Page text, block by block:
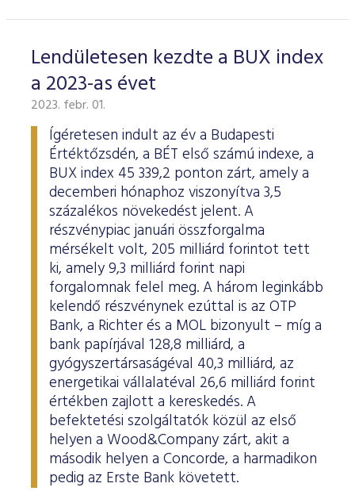
Lendületesen kezdte a BUX index
a 2023-as évet
2023. febr. 01.
Ígéretesen indult az év a Budapesti
Értéktőzsdén, a BÉT első számú indexe, a
BUX index 45 339,2 ponton zárt, amely a
decemberi hónaphoz viszonyítva 3,5
százalékos növekedést jelent. A
részvénypiac januári összforgalma
mérsékelt volt, 205 milliárd forintot tett
ki, amely 9,3 milliárd forint napi
forgalomnak felel meg. A három leginkább
kelendő részvénynek ezúttal is az OTP
Bank, a Richter és a MOL bizonyult – míg a
bank papírjával 128,8 milliárd, a
gyógyszertársaságéval 40,3 milliárd, az
energetikai vállalatéval 26,6 milliárd forint
értékben zajlott a kereskedés. A
befektetési szolgáltatók közül az első
helyen a Wood&Company zárt, akit a
második helyen a Concorde, a harmadikon
pedig az Erste Bank követett.